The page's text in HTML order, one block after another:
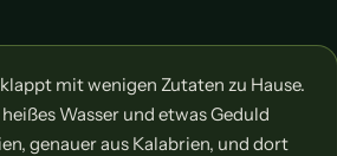
mit wenigen Zutaten zu Hause.
Wasser und etwas Geduld
genauer aus Kalabrien, und dort